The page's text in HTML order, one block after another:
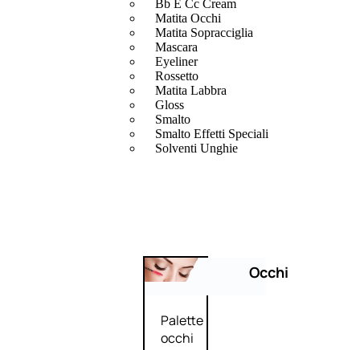
Bb E Cc Cream
Matita Occhi
Matita Sopracciglia
Mascara
Eyeliner
Rossetto
Matita Labbra
Gloss
Smalto
Smalto Effetti Speciali
Solventi Unghie
Occhi
Palette
occhi